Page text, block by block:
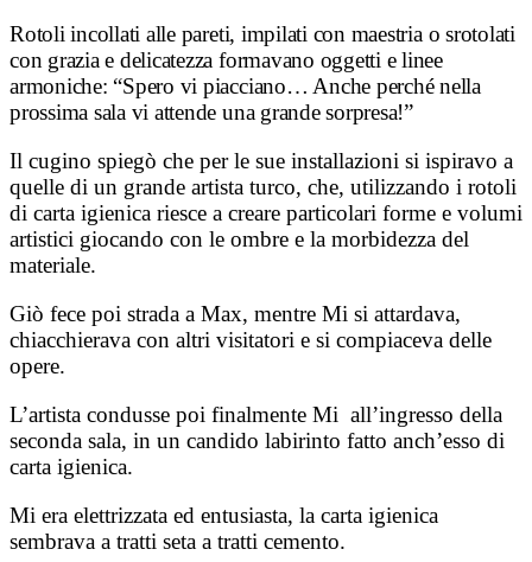
Rotoli incollati alle pareti, impilati con maestria o srotolati
con grazia e delicatezza formavano oggetti e linee
armoniche: “Spero vi piacciano… Anche perché nella
prossima sala vi attende una grande sorpresa!”
Il cugino spiegò che per le sue installazioni si ispiravo a
quelle di un grande artista turco, che, utilizzando i rotoli
di carta igienica riesce a creare particolari forme e volumi
artistici giocando con le ombre e la morbidezza del
materiale.
Giò fece poi strada a Max, mentre Mi si attardava,
chiacchierava con altri visitatori e si compiaceva delle
opere.
L’artista condusse poi finalmente Mi all’ingresso della
seconda sala, in un candido labirinto fatto anch’esso di
carta igienica.
Mi era elettrizzata ed entusiasta, la carta igienica
sembrava a tratti seta a tratti cemento.